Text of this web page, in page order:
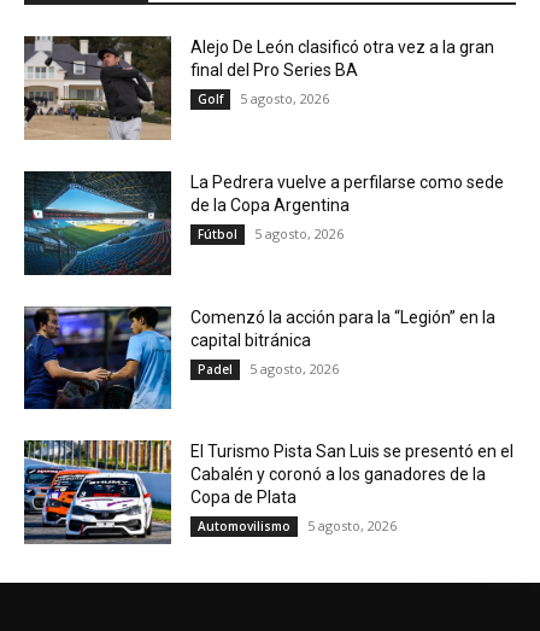
Alejo De León clasificó otra vez a la gran
final del Pro Series BA
Golf 5 agosto, 2026
La Pedrera vuelve a perfilarse como sede
de la Copa Argentina
Fútbol 5 agosto, 2026
Comenzó la acción para la “Legión” en la
capital bitránica
Padel 5 agosto, 2026
El Turismo Pista San Luis se presentó en el
Cabalén y coronó a los ganadores de la
Copa de Plata
Automovilismo 5 agosto, 2026